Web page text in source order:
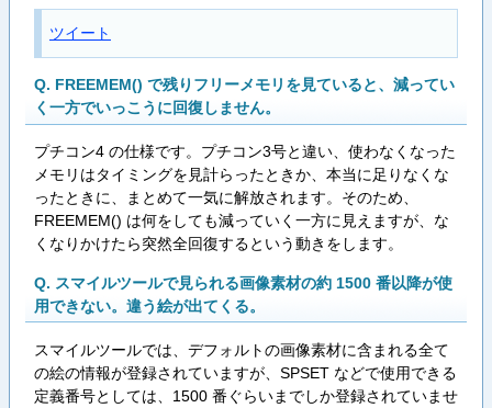
ツイート
Q. FREEMEM() で残りフリーメモリを見ていると、減ってい
く一方でいっこうに回復しません。
プチコン4 の仕様です。プチコン3号と違い、使わなくなった
メモリはタイミングを見計らったときか、本当に足りなくな
ったときに、まとめて一気に解放されます。そのため、
FREEMEM() は何をしても減っていく一方に見えますが、な
くなりかけたら突然全回復するという動きをします。
Q. スマイルツールで見られる画像素材の約 1500 番以降が使
用できない。違う絵が出てくる。
スマイルツールでは、デフォルトの画像素材に含まれる全て
の絵の情報が登録されていますが、SPSET などで使用できる
定義番号としては、1500 番ぐらいまでしか登録されていませ